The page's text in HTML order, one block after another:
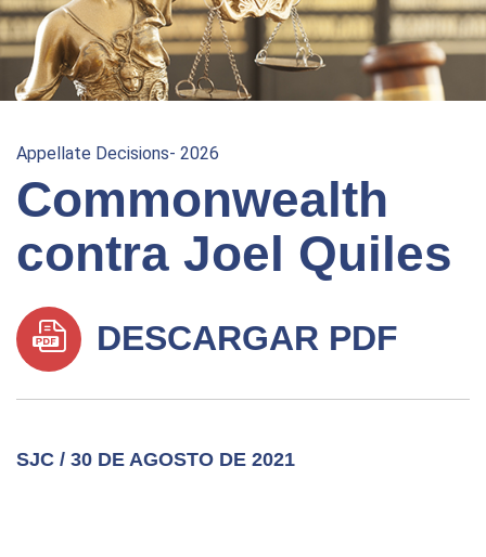
Appellate Decisions- 2026
Commonwealth
contra Joel Quiles
DESCARGAR PDF
SJC / 30 DE AGOSTO DE 2021